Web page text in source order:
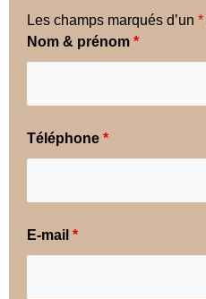
Les champs marqués d’un *
Nom & prénom *
Téléphone *
E-mail *